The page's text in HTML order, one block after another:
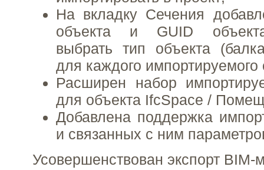
На вкладку Сечения
объекта и GUID
выбрать тип объекта
для каждого импортируемого
Расширен набор
для объекта IfcSpace /
Добавлена поддержка
и связанных с ним
Усовершенствован экспорт BIM-